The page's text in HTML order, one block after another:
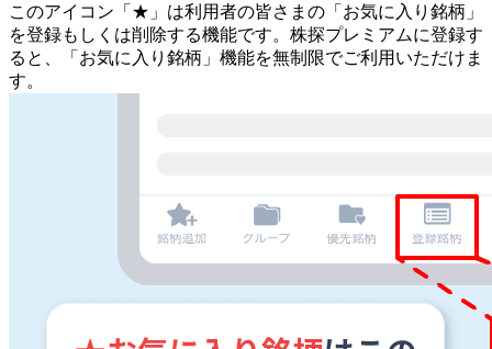
このアイコン 「★」 は利用者の皆さまの 「お気に入り銘柄」
を登録もしくは削除する機能です。 株探プレミアムに登録す
ると、「お気に入り銘柄」機能を無制限でご利用いただけま
す。